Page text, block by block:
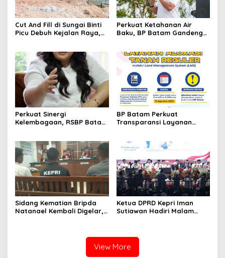
Cut And Fill di Sungai Binti
Picu Debuh Kejalan Raya,
Perkuat Ketahanan Air
Baku, BP Batam Gandeng
Bendungan Sei Nongsa
Perkuat Sinergi
Kelembagaan, RSBP Batam
Ketersediaan Obat Aman
BP Batam Perkuat
Transparansi Layanan
Melalui LMS
Sidang Kematian Bripda
Natanael Kembali Digelar,
Ketua DPRD Kepri Iman
Sutiawan Hadiri Malam
Semangat Persatuan
View More